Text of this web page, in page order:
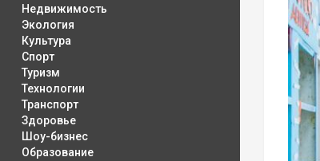
Недвижимость
Экология
Культура
Спорт
Туризм
Технологии
Транспорт
Здоровье
Шоу-бизнес
Образование